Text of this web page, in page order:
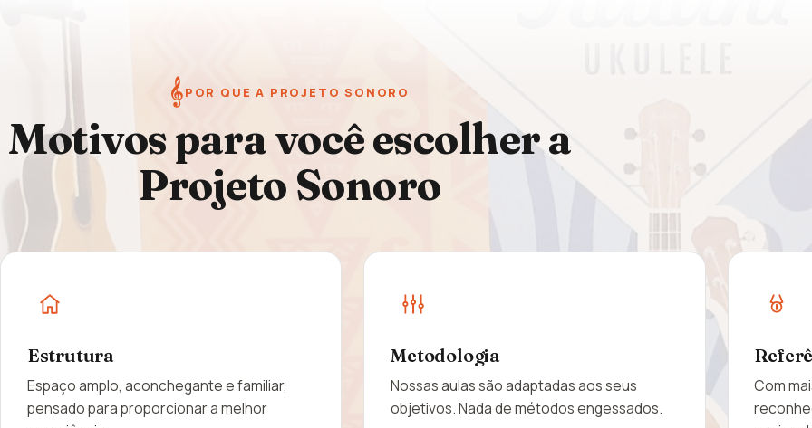
𝄞POR QUE A PROJETO SONORO
Motivos para você escolher a
Projeto Sonoro
Estrutura
Espaço amplo, aconchegante e familiar,
pensado para proporcionar a melhor
Metodologia
Nossas aulas são adaptadas aos seus
objetivos. Nada de métodos engessados.
Com